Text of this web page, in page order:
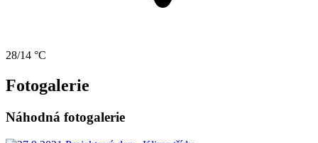
28/14 °C
Fotogalerie
Náhodná fotogalerie